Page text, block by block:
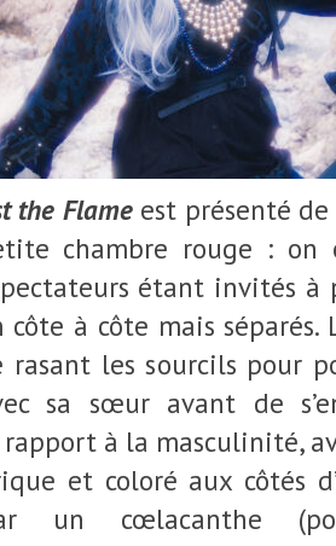
the Flameest présenté
chambre rouge : on
étant invités à
à côte mais séparés.
rasant les sourcils pour
sa sœur avant de
à la masculinité,
et coloré aux côtés
un cœlacanthe